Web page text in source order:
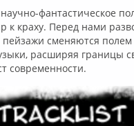
фантастическое
к краху. Перед нами
сменяются
расширяя границы
современности.